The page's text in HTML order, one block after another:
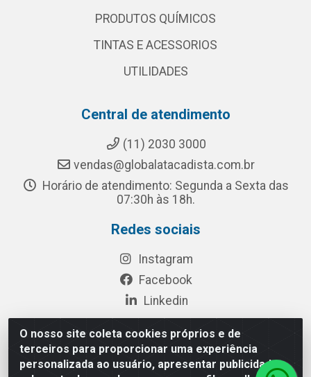
O nosso site coleta cookies próprios e de
terceiros para proporcionar uma experiência
personalizada ao usuário, apresentar publicidade
PRODUTOS QUÍMICOS
TINTAS E ACESSORIOS
UTILIDADES
Central de atendimento
(11) 2030 3000
vendas@globalatacadista.com.br
Horário de atendimento: Segunda a Sexta das
07:30h às 18h.
Redes sociais
Instagram
Facebook
Linkedin
Rua Chipuê, 117 - S. Miguel Paulista São Paulo/SP - CEP
08010-260- CNPJ: 03.010.739/0001-72